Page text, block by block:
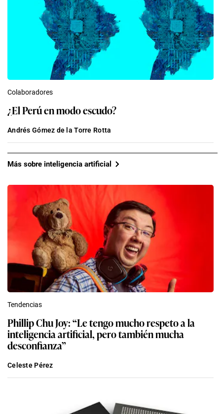
Colaboradores
¿El Perú en modo escudo?
Andrés Gómez de la Torre Rotta
Más sobre inteligencia artificial
Tendencias
Phillip Chu Joy: “Le tengo mucho respeto a la
inteligencia artificial, pero también mucha
desconfianza”
Celeste Pérez